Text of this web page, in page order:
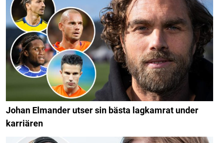
Johan Elmander utser sin bästa lagkamrat under
karriären